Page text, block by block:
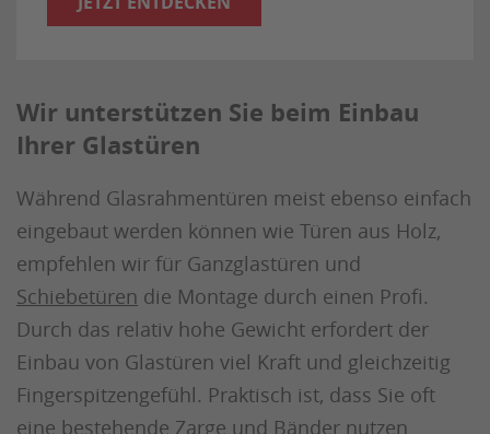
Wir unterstützen Sie beim Einbau
Ihrer Glastüren
Während Glasrahmentüren meist ebenso einfach
eingebaut werden können wie Türen aus Holz,
empfehlen wir für Ganzglastüren und
Schiebetüren die Montage durch einen Profi.
Durch das relativ hohe Gewicht erfordert der
Einbau von Glastüren viel Kraft und gleichzeitig
Fingerspitzengefühl. Praktisch ist, dass Sie oft
eine bestehende Zarge und Bänder nutzen